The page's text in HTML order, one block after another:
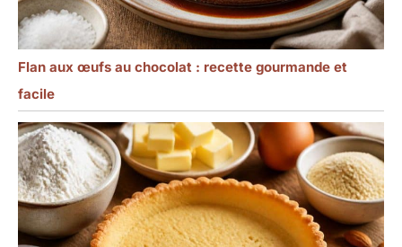
Flan aux œufs au chocolat : recette gourmande et
facile